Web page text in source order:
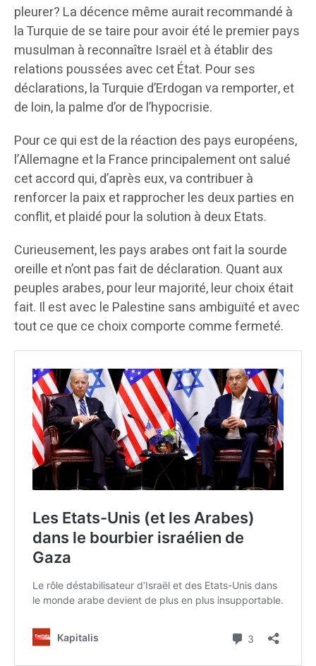
pleurer? La décence même aurait recommandé à
la Turquie de se taire pour avoir été le premier pays
musulman à reconnaître Israël et à établir des
relations poussées avec cet État. Pour ses
déclarations, la Turquie d’Erdogan va remporter, et
de loin, la palme d’or de l’hypocrisie.
Pour ce qui est de la réaction des pays européens,
l’Allemagne et la France principalement ont salué
cet accord qui, d’après eux, va contribuer à
renforcer la paix et rapprocher les deux parties en
conflit, et plaidé pour la solution à deux Etats.
Curieusement, les pays arabes ont fait la sourde
oreille et n’ont pas fait de déclaration. Quant aux
peuples arabes, pour leur majorité, leur choix était
fait. Il est avec le Palestine sans ambiguïté et avec
tout ce que ce choix comporte comme fermeté.